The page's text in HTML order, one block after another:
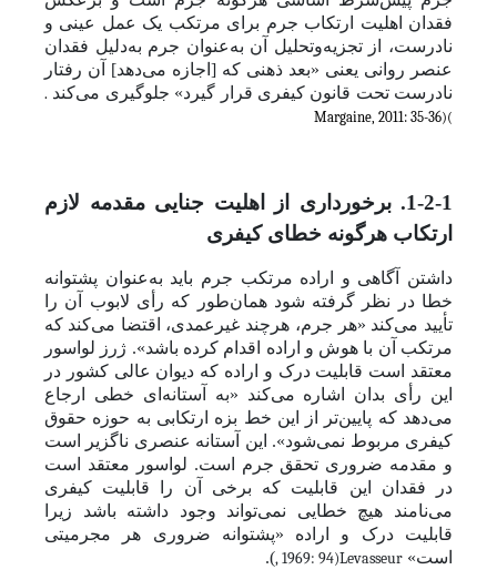
فقدان اهلیت ارتکاب جرم برای مرتکب یک عمل عینی و
نادرست، از تجزیه‌وتحلیل آن به‌عنوان جرم به‌دلیل فقدان
عنصر روانی یعنی «بعد ذهنی که [اجازه می‌دهد] آن رفتار
نادرست تحت قانون کیفری قرار گیرد» جلوگیری می‌کند .
(
Margaine, 2011: 35-36)
1-2-1. برخورداری از اهلیت جنایی مقدمه لازم
ارتکاب هرگونه خطای کیفری
داشتن آگاهی و اراده مرتکب جرم باید به‌عنوان پشتوانه
خطا در نظر گرفته شود همان‌طور که رأی لابوب آن را
تأیید می‌کند «هر جرم، هرچند غیرعمدی، اقتضا می‌کند که
مرتکب آن با هوش و اراده اقدام کرده باشد». ژرز لواسور
معتقد است قابلیت درک و اراده که دیوان عالی کشور در
این رأی بدان اشاره می‌کند «به آستانه‌ای خطی ارجاع
می‌دهد که پایین‌‌‌تر از این خط بزه ارتکابی به حوزه حقوق
کیفری مربوط نمی‌شود». این آستانه عنصری ناگزیر است
و مقدمه ضروری تحقق جرم است. لواسور معتقد است
در فقدان این قابلیت که برخی آن را قابلیت کیفری
می‌نامند هیچ خطایی نمی‌تواند وجود داشته باشد زیرا
قابلیت درک و اراده «پشتوانه ضروری هر مجرمیتی
است» Levasseur
, 1969: 94)
).